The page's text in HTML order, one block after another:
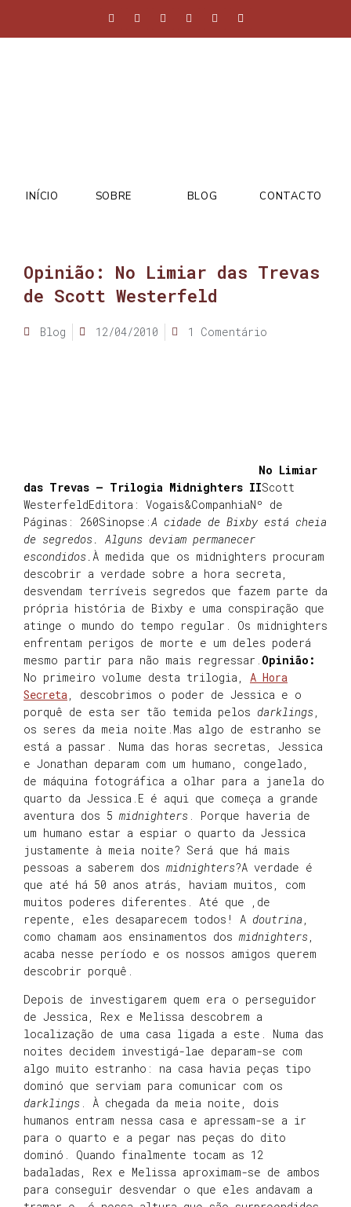
INÍCIO SOBRE BLOG CONTACTO
Opinião: No Limiar das Trevas
de Scott Westerfeld
Blog 12/04/2010 1 Comentário
No Limiar
das Trevas – Trilogia Midnighters IIScott
WesterfeldEditora: Vogais&CompanhiaNº de
Páginas: 260Sinopse:A cidade de Bixby está cheia
de segredos. Alguns deviam permanecer
escondidos.À medida que os midnighters procuram
descobrir a verdade sobre a hora secreta,
desvendam terríveis segredos que fazem parte da
própria história de Bixby e uma conspiração que
atinge o mundo do tempo regular. Os midnighters
enfrentam perigos de morte e um deles poderá
mesmo partir para não mais regressar. Opinião:
No primeiro volume desta trilogia, A Hora
Secreta, descobrimos o poder de Jessica e o
porquê de esta ser tão temida pelos darklings ,
os seres da meia noite.Mas algo de estranho se
está a passar. Numa das horas secretas, Jessica
e Jonathan deparam com um humano, congelado,
de máquina fotográfica a olhar para a janela do
quarto da Jessica.E é aqui que começa a grande
aventura dos 5 midnighters . Porque haveria de
um humano estar a espiar o quarto da Jessica
justamente à meia noite? Será que há mais
pessoas a saberem dos midnighters?A verdade é
que até há 50 anos atrás, haviam muitos, com
muitos poderes diferentes. Até que ,de
repente, eles desaparecem todos! A doutrina ,
como chamam aos ensinamentos dos midnighters ,
acaba nesse período e os nossos amigos querem
descobrir porquê.
Depois de investigarem quem era o perseguidor
de Jessica, Rex e Melissa descobrem a
localização de uma casa ligada a este. Numa das
noites decidem investigá-lae deparam-se com
algo muito estranho: na casa havia peças tipo
dominó que serviam para comunicar com os
darklings . À chegada da meia noite, dois
humanos entram nessa casa e apressam-se a ir
para o quarto e a pegar nas peças do dito
dominó. Quando finalmente tocam as 12
badaladas, Rex e Melissa aproximam-se de ambos
para conseguir desvendar o que eles andavam a